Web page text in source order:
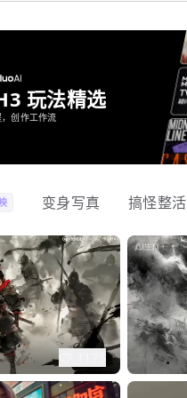
玩法精选
创作工作流
变身写真 搞怪整活